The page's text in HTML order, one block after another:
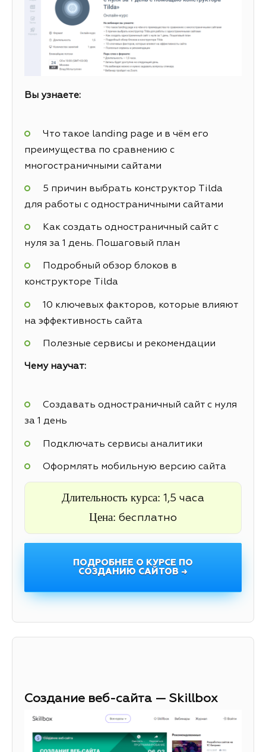
Вы узнаете:
Что такое landing page и в чём его
преимущества по сравнению с
многостраничными сайтами
5 причин выбрать конструктор Tilda
для работы с одностраничными сайтами
Как создать одностраничный сайт с
нуля за 1 день. Пошаговый план
Подробный обзор блоков в
конструкторе Tilda
10 ключевых факторов, которые влияют
на эффективность сайта
Полезные сервисы и рекомендации
Чему научат:
Создавать одностраничный сайт с нуля
за 1 день
Подключать сервисы аналитики
Оформлять мобильную версию сайта
Длительность курса: 1,5 часа
Цена: бесплатно
ПОДРОБНЕЕ О КУРСЕ ПО
СОЗДАНИЮ САЙТОВ →
Создание веб-сайта — Skillbox